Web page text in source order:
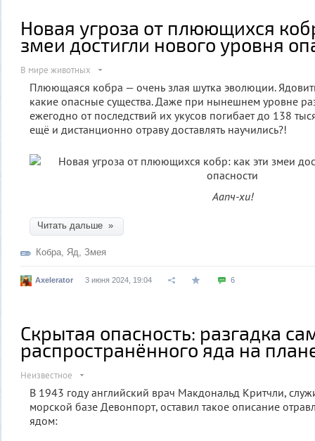
Новая угроза от плюющихся
змеи достигли нового уровня
В мире животных
Плюющаяся кобра — очень злая шутка эволюции.
какие опасные существа. Даже при нынешнем уровне
ежегодно от последствий их укусов погибает до 138
ещё и дистанционно отраву доставлять научились?!
Аапч-хи!
Читать дальше »
Кобра, Яд, Змея
Axelerator 3 июня 2024, 19:04 6
Скрытая опасность: разгадка
распространённого яда на
Неизвестное
В 1943 году английский врач Макдональд Критчли,
морской базе Девонпорт, оставил такое описание
ядом: